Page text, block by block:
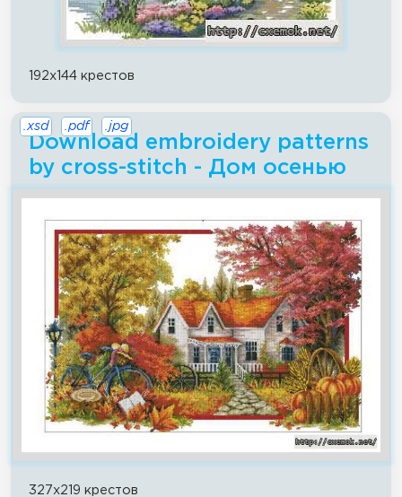
192x144 крестов
Download embroidery patterns
by cross-stitch - Дом осенью
.xsd .pdf .jpg
327x219 крестов